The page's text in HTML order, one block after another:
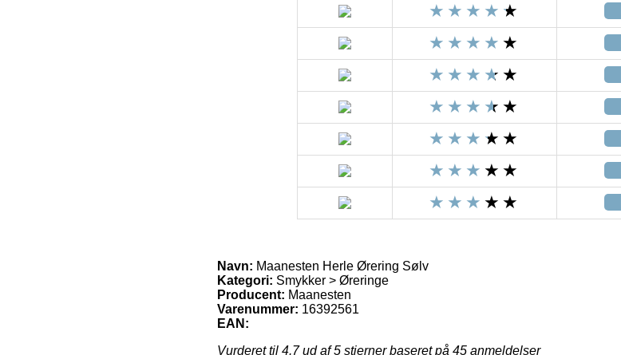
Navn: Maanesten Herle Ørering Sølv
Kategori: Smykker > Øreringe
Producent: Maanesten
Varenummer: 16392561
EAN:
Vurderet til 4.7ud af 5 stjerner baseret på 45 anmeldelser